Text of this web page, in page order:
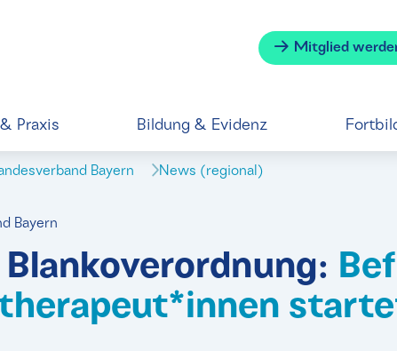
Mitglied
Praxis Bildung & Evidenz
Bayern News (regional)
Bayern
Blankoverordnung: